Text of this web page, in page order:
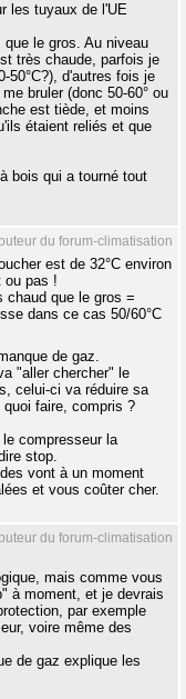
les tuyaux de l'UE
le gros. Au niveau
très chaude, parfois je
50°C?), d'autres fois je
bruler (donc 50-60° ou
est tiède, et moins
étaient reliés et que
bois qui a tourné tout
du forum-climatisation
est de 32°C environ
ou pas !
chaud que le gros =
dans ce cas 50/60°C
de gaz.
"aller chercher" le
celui-ci va réduire sa
faire, compris ?
compresseur la
stop.
vont à un moment
et vous coûter cher.
du forum-climatisation
mais comme vous
à moment, et je devrais
par exemple
voire même des
de gaz explique les